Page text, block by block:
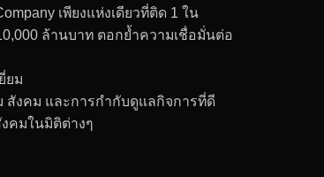
เพียงแห่งเดียวที่ติด 1 ใน
ล้านบาท ตอกย้ำความเชื่อมั่นต่อ
ยม
งคม และการกำกับดูแลกิจการที่ดี
คมในมิติต่างๆ